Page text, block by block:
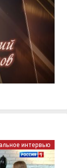
интервью